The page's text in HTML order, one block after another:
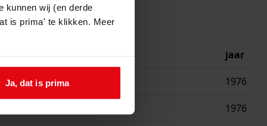
kunnen wij (en derde
is prima' te klikken. Meer
Ja, dat is prima
jaar
woning) 1976
1976